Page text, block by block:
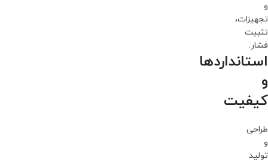
و
تجهیزات،
تثبیت
فشار.
استانداردها
و
کیفیت
طراحی
و
تولید